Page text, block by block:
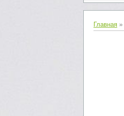
Главная »